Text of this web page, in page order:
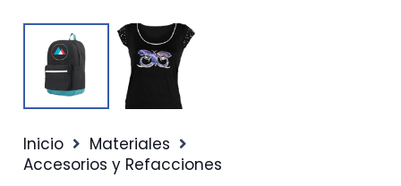
Inicio
Materiales
Accesorios y Refacciones